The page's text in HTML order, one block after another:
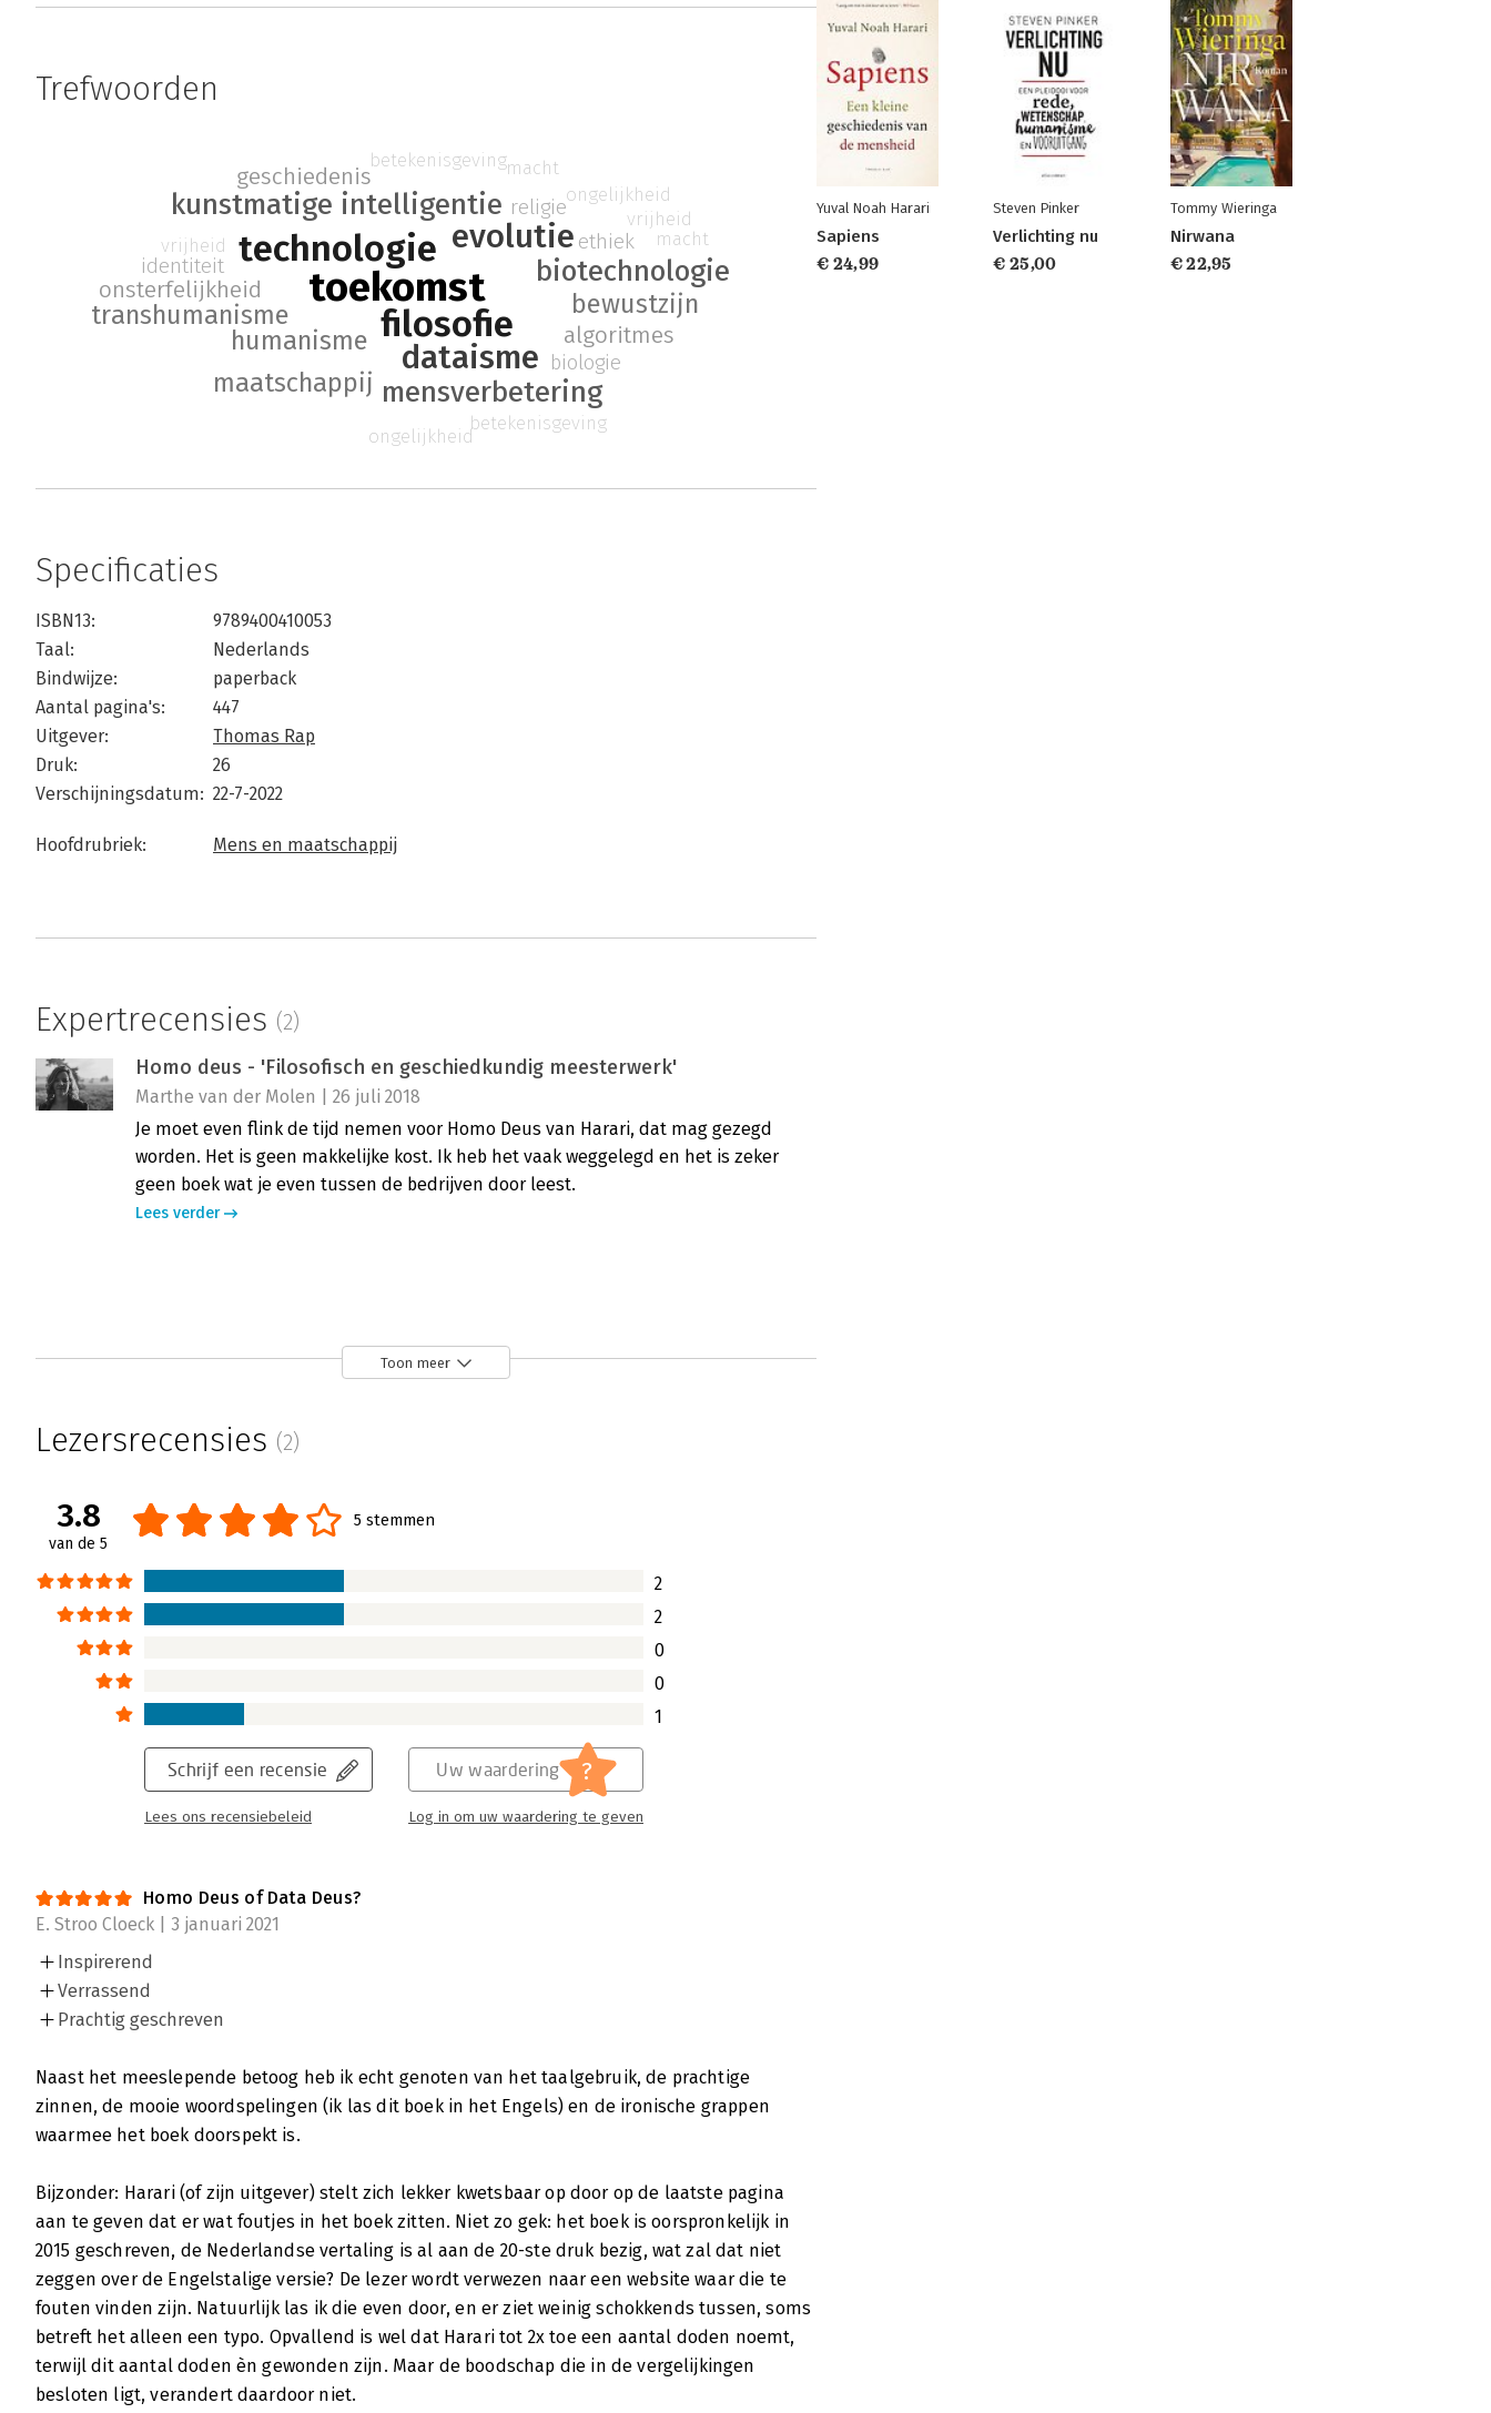
Trefwoorden
toekomst
filosofie
technologie evolutie
dataisme
kunstmatige intelligentie
biotechnologie
mensverbetering
humanisme
bewustzijn
maatschappij
transhumanisme
algoritmes
onsterfelijkheid
geschiedenis
religie
biologie
ethiek
identiteit
vrijheid
betekenisgevingmacht
ongelijkheid
vrijheid
betekenisgeving
macht
ongelijkheid
Specificaties
ISBN13:
9789400410053
Taal:
Nederlands
Bindwijze:
paperback
Aantal pagina's:
447
Uitgever:
Thomas Rap
Druk:
26
Verschijningsdatum: 22-7-2022
Hoofdrubriek: Mens en maatschappij
Expertrecensies (2)
Homo deus - 'Filosofisch en geschiedkundig meesterwerk'
Marthe van der Molen | 26 juli 2018
Je moet even flink de tijd nemen voor Homo Deus van Harari, dat mag gezegd
worden. Het is geen makkelijke kost. Ik heb het vaak weggelegd en het is zeker
geen boek wat je even tussen de bedrijven door leest.
Lees verder
Jeanine Dijkhuis | 11 september 2017
overtreffen, kun je je afvragen of mensen de wereld kunnen blijven runnen.
Biotechnologie en computeralgoritmen zullen ons lichaam en onze hersenen
Lees verder
Toon meer
Lezersrecensies (2)
3.8
van de 5
5 stemmen
2
2
0
0
1
Schrijf een recensie
Lees ons recensiebeleid
Uw waardering ?
Log in om uw waardering te geven
Homo Deus of Data Deus?
E. Stroo Cloeck | 3 januari 2021
Inspirerend
Verrassend
Prachtig geschreven
Naast het meeslepende betoog heb ik echt genoten van het taalgebruik, de prachtige
zinnen, de mooie woordspelingen (ik las dit boek in het Engels) en de ironische grappen
waarmee het boek doorspekt is.
Bijzonder: Harari (of zijn uitgever) stelt zich lekker kwetsbaar op door op de laatste pagina
aan te geven dat er wat foutjes in het boek zitten. Niet zo gek: het boek is oorspronkelijk in
2015 geschreven, de Nederlandse vertaling is al aan de 20-ste druk bezig, wat zal dat niet
zeggen over de Engelstalige versie? De lezer wordt verwezen naar een website waar die te
fouten vinden zijn. Natuurlijk las ik die even door, en er ziet weinig schokkends tussen, soms
betreft het alleen een typo. Opvallend is wel dat Harari tot 2x toe een aantal doden noemt,
terwijl dit aantal doden èn gewonden zijn. Maar de boodschap die in de vergelijkingen
besloten ligt, verandert daardoor niet.
Yuval Noah Harari
Sapiens
€ 24,99
Steven Pinker
Verlichting nu
€ 25,00
Tommy Wieringa
Nirwana
€ 22,95